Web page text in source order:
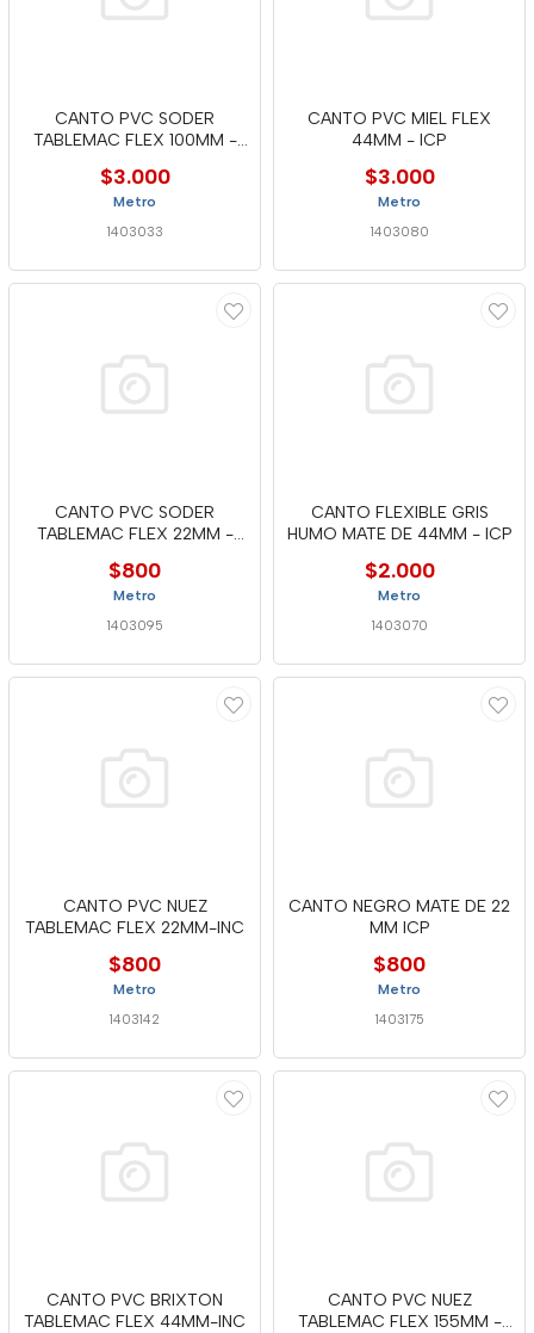
CANTO PVC SODER
TABLEMAC FLEX 100MM -
$3.000
Metro
1403033
CANTO PVC MIEL FLEX
44MM - ICP
$3.000
Metro
1403080
CANTO PVC SODER
TABLEMAC FLEX 22MM -
$800
Metro
1403095
CANTO FLEXIBLE GRIS
HUMO MATE DE 44MM - ICP
$2.000
Metro
1403070
CANTO PVC NUEZ
TABLEMAC FLEX 22MM-INC
$800
Metro
1403142
CANTO NEGRO MATE DE 22
MM ICP
$800
Metro
1403175
CANTO PVC BRIXTON
TABLEMAC FLEX 44MM-INC
CANTO PVC NUEZ
TABLEMAC FLEX 155MM -